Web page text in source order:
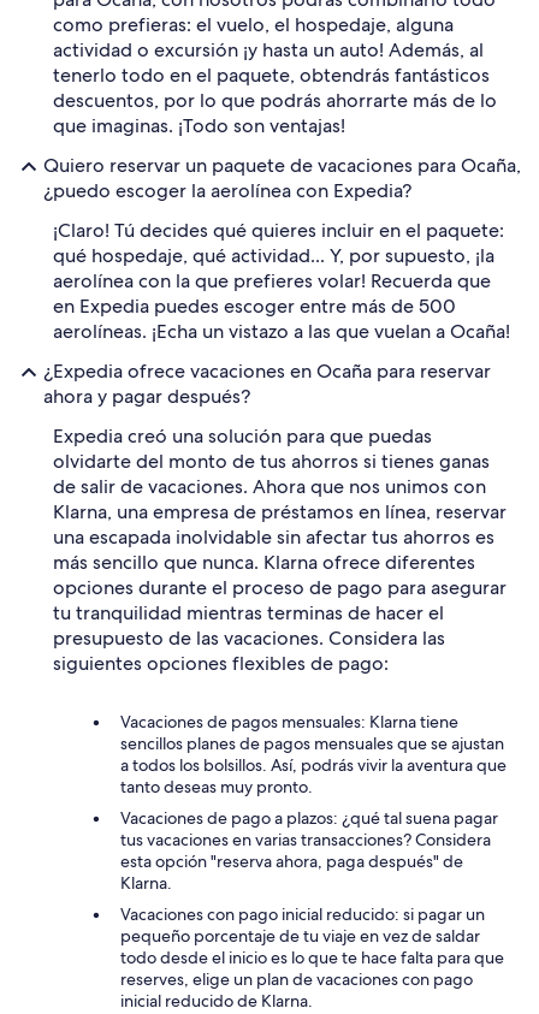
como prefieras: el vuelo, el hospedaje, alguna
actividad o excursión ¡y hasta un auto! Además, al
tenerlo todo en el paquete, obtendrás fantásticos
descuentos, por lo que podrás ahorrarte más de lo
que imaginas. ¡Todo son ventajas!
Quiero reservar un paquete de vacaciones para Ocaña,
¿puedo escoger la aerolínea con Expedia?
¡Claro! Tú decides qué quieres incluir en el paquete:
qué hospedaje, qué actividad... Y, por supuesto, ¡la
aerolínea con la que prefieres volar! Recuerda que
en Expedia puedes escoger entre más de 500
aerolíneas. ¡Echa un vistazo a las que vuelan a Ocaña!
¿Expedia ofrece vacaciones en Ocaña para reservar
ahora y pagar después?
Expedia creó una solución para que puedas
olvidarte del monto de tus ahorros si tienes ganas
de salir de vacaciones. Ahora que nos unimos con
Klarna, una empresa de préstamos en línea, reservar
una escapada inolvidable sin afectar tus ahorros es
más sencillo que nunca. Klarna ofrece diferentes
opciones durante el proceso de pago para asegurar
tu tranquilidad mientras terminas de hacer el
presupuesto de las vacaciones. Considera las
siguientes opciones flexibles de pago:
Vacaciones de pagos mensuales: Klarna tiene
sencillos planes de pagos mensuales que se ajustan
a todos los bolsillos. Así, podrás vivir la aventura que
tanto deseas muy pronto.
Vacaciones de pago a plazos: ¿qué tal suena pagar
tus vacaciones en varias transacciones? Considera
esta opción "reserva ahora, paga después" de
Klarna.
Vacaciones con pago inicial reducido: si pagar un
pequeño porcentaje de tu viaje en vez de saldar
todo desde el inicio es lo que te hace falta para que
reserves, elige un plan de vacaciones con pago
inicial reducido de Klarna.